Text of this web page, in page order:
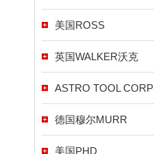
美国ROSS
英国WALKER沃克
ASTRO TOOL CORP
德国穆尔MURR
美国PHD